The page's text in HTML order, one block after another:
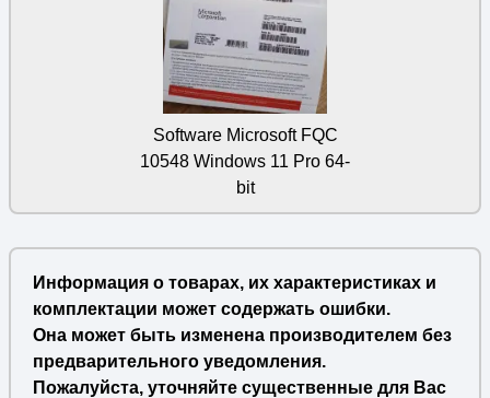
Software Microsoft FQC
10548 Windows 11 Pro 64-
bit
Информация о товарах, их характеристиках и
комплектации может содержать ошибки.
Она может быть изменена производителем без
предварительного уведомления.
Пожалуйста, уточняйте существенные для Вас